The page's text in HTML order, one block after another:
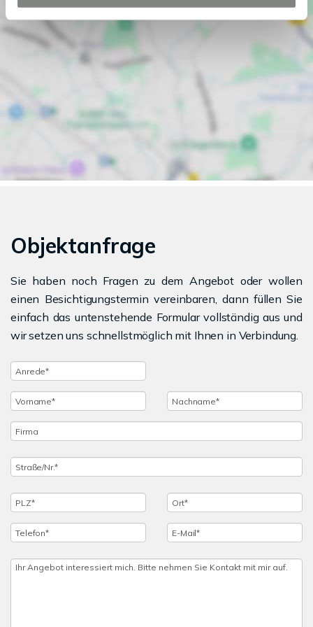
Objektanfrage
Sie haben noch Fragen zu dem Angebot oder wollen
einen Besichtigungstermin vereinbaren, dann füllen Sie
einfach das untenstehende Formular vollständig aus und
wir setzen uns schnellstmöglich mit Ihnen in Verbindung.